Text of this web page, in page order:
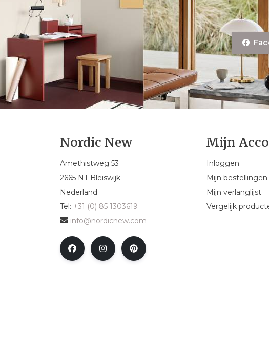
Nordic New
Amethistweg 53
2665 NT Bleiswijk
Nederland
Tel: +31 (0) 85 1303619
info@nordicnew.com
Mijn
Inloggen
Mijn bestellingen
Mijn verlanglijst
Vergelijk